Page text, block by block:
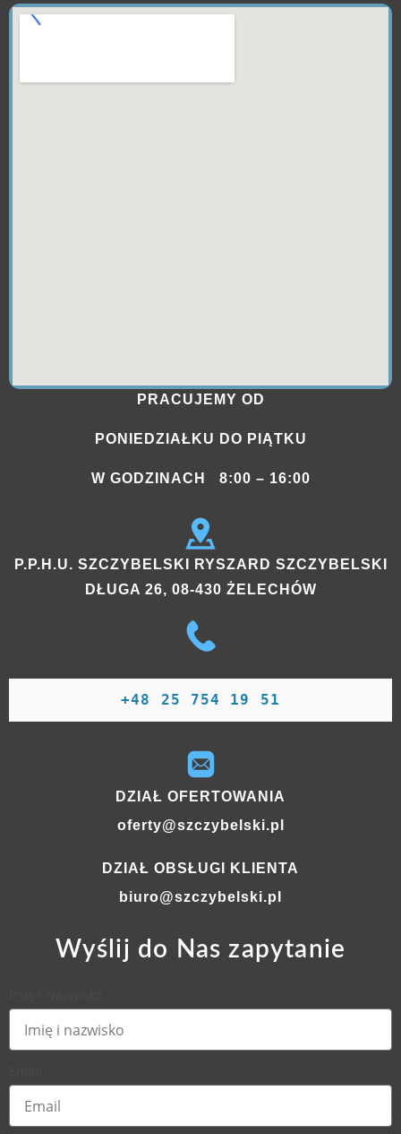
PRACUJEMY OD
PONIEDZIAŁKU DO PIĄTKU
W GODZINACH 8:00 – 16:00
P.P.H.U. SZCZYBELSKI RYSZARD SZCZYBELSKI
DŁUGA 26, 08-430 ŻELECHÓW
+48 25 754 19 51
DZIAŁ OFERTOWANIA
oferty@szczybelski.pl
DZIAŁ OBSŁUGI KLIENTA
biuro@szczybelski.pl
Wyślij do Nas zapytanie